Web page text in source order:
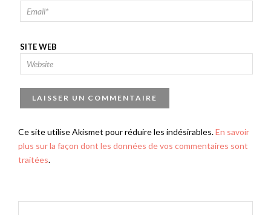
SITE WEB
Ce site utilise Akismet pour réduire les indésirables.En savoir
plus sur la façon dont les données de vos commentaires sont
traitées.